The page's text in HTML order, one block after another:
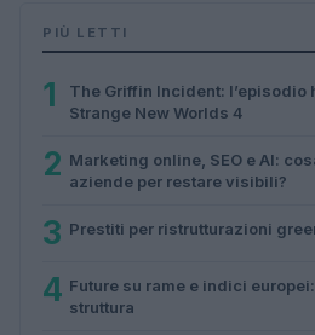
PIÙ LETTI
1
The Griffin Incident: l’episodio
Strange New Worlds 4
2 Marketing online, SEO e AI:
aziende per restare visibili?
3 Prestiti per ristrutturazioni
4 Future su rame e indici
struttura